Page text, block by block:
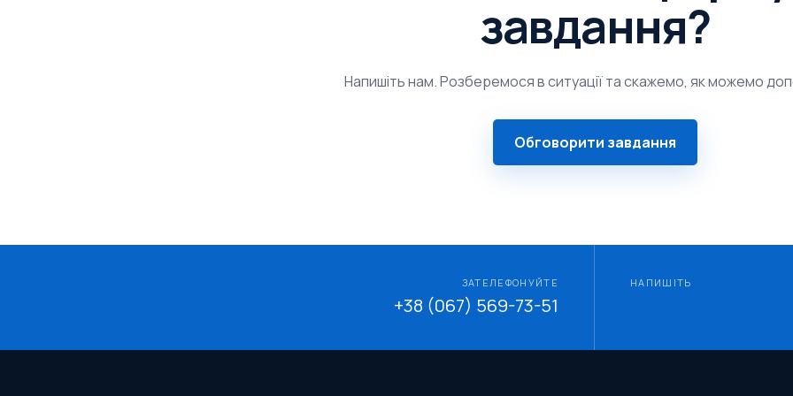
завдання?
Напишіть нам. Розберемося в ситуації та скажемо, як можемо
Обговорити завдання
ЗАТЕЛЕФОНУЙТЕ
+38 (067) 569-73-51
НАПИШІТЬ